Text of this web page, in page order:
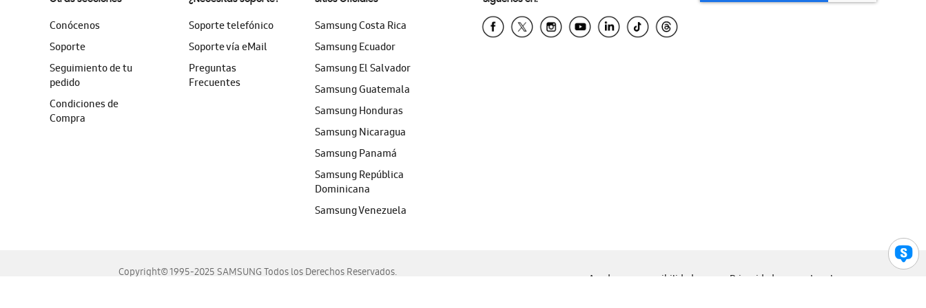
Conócenos
Soporte
Seguimiento de tu
pedido
Condiciones de
Compra
Soporte telefónico
Soporte vía eMail
Preguntas
Frecuentes
Samsung Costa Rica
Samsung Ecuador
Samsung El Salvador
Samsung Guatemala
Samsung Honduras
Samsung Nicaragua
Samsung Panamá
Samsung República
Dominicana
Samsung Venezuela
Copyright© 1995-2025 SAMSUNG Todos los Derechos Reservados.
Ayuda para accesibilidad Privacidad Legal